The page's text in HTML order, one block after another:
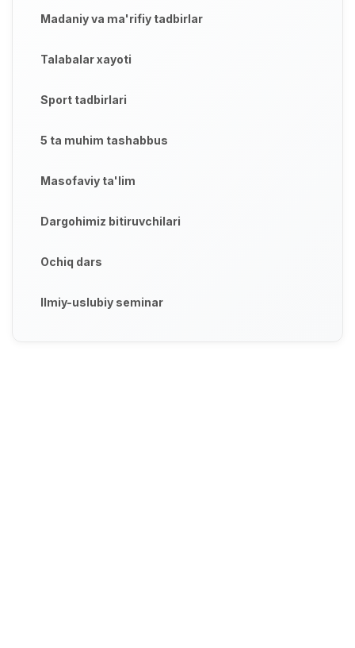
Madaniy va ma'rifiy tadbirlar
Talabalar xayoti
Sport tadbirlari
5 ta muhim tashabbus
Masofaviy ta'lim
Dargohimiz bitiruvchilari
Ochiq dars
Ilmiy-uslubiy seminar